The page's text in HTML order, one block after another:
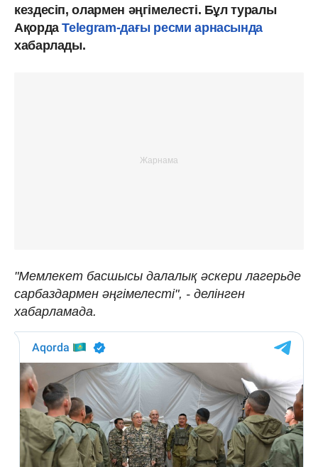
кездесіп, олармен әңгімелесті. Бұл туралы
АқордаTelegram-дағы ресми арнасында
хабарлады.
"Мемлекет басшысы далалық әскери лагерьде
сарбаздармен әңгімелесті", - делінген
хабарламада.